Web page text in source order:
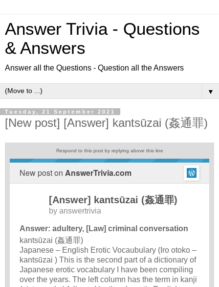
Answer Trivia - Questions
& Answers
Answer all the Questions - Question all the Answers
▼
Tuesday, 21 September 2021
[New post] [Answer] kantsūzai (姦通罪)
Respond to this post by replying above this line
New post on AnswerTrivia.com
[Answer] kantsūzai (姦通罪)
by answertrivia
Answer: adultery, [Law] criminal conversation
kantsūzai (姦通罪)
Japanese – English Erotic Vocaubulary (Iro otoko –
kantsūzai ) This is the second part of a dictionary of
Japanese erotic vocabulary I have been compiling
over the years. The left column has the term in kanji